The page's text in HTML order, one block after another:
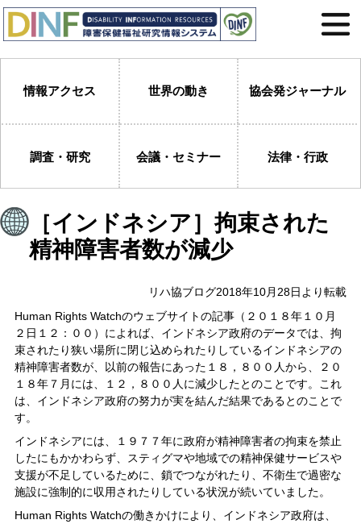
情報アクセス 世界の動き 協会発ジャーナル
調査・研究 会議・セミナー 法律・行政
［インドネシア］拘束された
精神障害者数が減少
リハ協ブログ2018年10月28日より転載
Human Rights Watchのウェブサイトの記事（２０１８年１０月
２日１２：００）によれば、インドネシア政府のデータでは、拘
束されたり狭い場所に閉じ込められたりしているインドネシアの
精神障害者数が、以前の報告にあった１８，８００人から、２０
１８年７月には、１２，８００人に減少したとのことです。これ
は、インドネシア政府の努力が実を結んだ結果であるとのことで
す。
インドネシアには、１９７７年に政府が精神障害者の拘束を禁止
したにもかかわらず、スティグマや地域での精神保健サービスや
支援が不足しているために、鎖でつながれたり、不衛生で過密な
施設に強制的に収用されたりしている状況が続いていました。
Human Rights Watchの働きかけにより、インドネシア政府は、